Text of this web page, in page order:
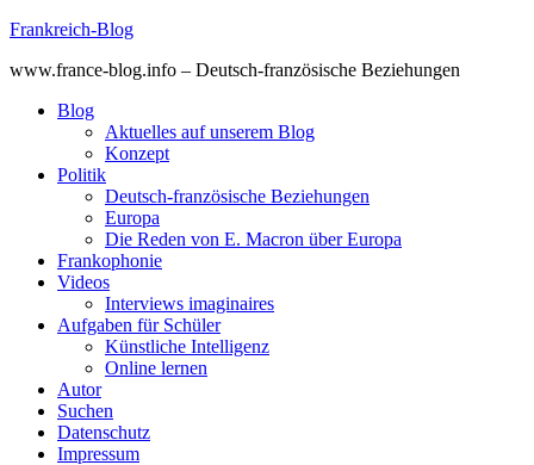
Skip
content
Frankreich-Blog
www.france-blog.info – Deutsch-französische Beziehungen
Blog
Aktuelles auf unserem Blog
Konzept
Politik
Deutsch-französische Beziehungen
Europa
Die Reden von E. Macron über Europa
Frankophonie
Videos
Interviews imaginaires
Aufgaben für Schüler
Künstliche Intelligenz
Online lernen
Autor
Suchen
Datenschutz
Impressum